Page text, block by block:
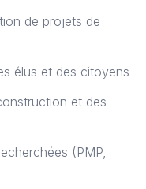
de projets de
élus et des citoyens
et des
(PMP,